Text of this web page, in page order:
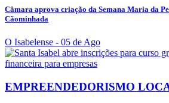
Câmara aprova criação da Semana Maria da
Cãominhada
O Isabelense - 05 de Ago
EMPREENDEDORISMO